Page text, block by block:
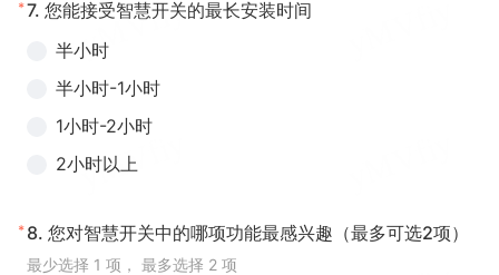
*7. 您能接受智慧开关的最长安装时间
半小时
半小时-1小时
1小时-2小时
2小时以上
* 8. 您对智慧开关中的哪项功能最感兴趣（最多可选2项）
最少选择 1 项， 最多选择 2 项